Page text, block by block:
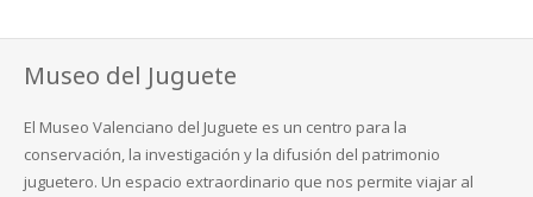
Museo del Juguete
El Museo Valenciano del Juguete es un centro para la
conservación, la investigación y la difusión del patrimonio
juguetero. Un espacio extraordinario que nos permite viajar al